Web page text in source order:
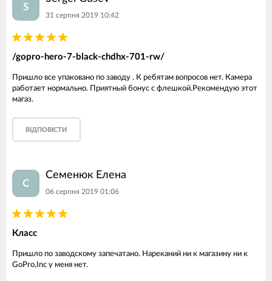
S
31 серпня 2019 10:42
/gopro-hero-7-black-chdhx-701-rw/
Пришло все упаковано по заводу . К ребятам вопросов нет. Камера
работает нормально. Приятный бонус с флешкой.Рекомендую этот
магаз.
ВІДПОВІСТИ
С
Семенюк Елена
06 серпня 2019 01:06
Класс
Пришло по заводскому запечатано. Нареканий ни к магазину ни к
GoPro,Inc у меня нет.